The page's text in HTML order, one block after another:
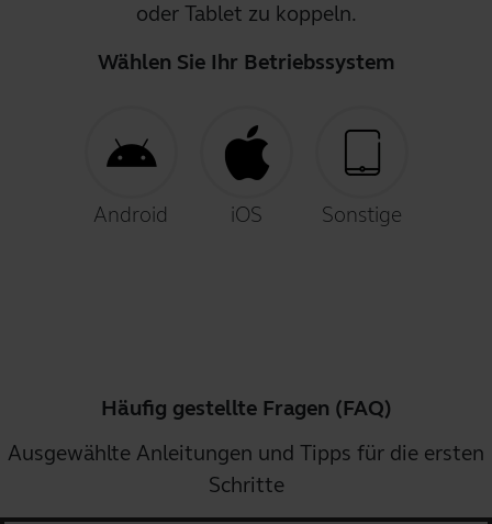
oder Tablet zu koppeln.
Wählen Sie Ihr Betriebssystem
Android iOS Sonstige
Häufig gestellte Fragen (FAQ)
Ausgewählte Anleitungen und Tipps für die ersten
Schritte